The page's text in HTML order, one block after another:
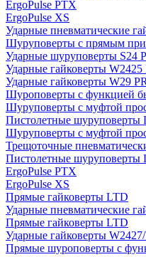
ErgoPulse PTX
ErgoPulse XS
Ударные пневматические
Шуруповерты с прямым
Ударные шуруповерты S24
Ударные гайковерты W2425
Ударные гайковерты W29
Шуроповерты с функцией
Шуруповерты с муфтой
Пистолетные шуруповерты
Шуруповерты с муфтой
Трещоточные
Пистолетные шуруповерты
ErgoPulse PTX
ErgoPulse XS
Прямые гайковерты LTD
Ударные пневматические
Прямые гайковерты LTD
Ударные гайковерты
Прямые шуроповерты с